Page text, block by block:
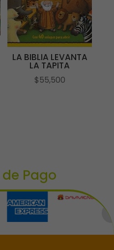
LA BIBLIA LEVANTA
LA TAPITA
$55,500
Pago